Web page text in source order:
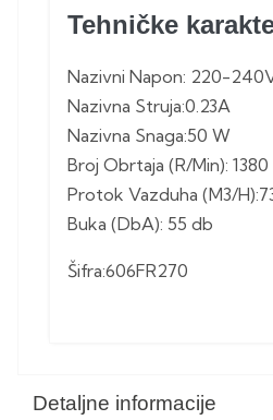
Detaljne informacije
Tehničke
Nazivni Napon: 220-
Nazivna Struja:0.23A
Nazivna Snaga:50 W
Broj Obrtaja (R/Min): 1380
Protok Vazduha (M3/
Buka (DbA): 55 db
Šifra:606FR270